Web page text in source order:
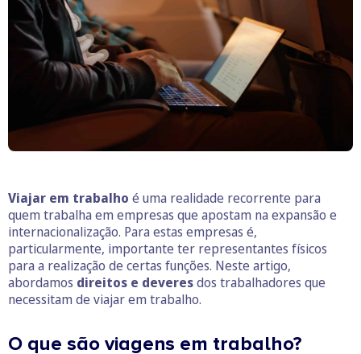
Viajar em trabalho é uma realidade recorrente para
quem trabalha em empresas que apostam na expansão e
internacionalização. Para estas empresas é,
particularmente, importante ter representantes físicos
para a realização de certas funções. Neste artigo,
abordamos direitos e deveresdos trabalhadores que
necessitam de viajar em trabalho.
O que são viagens em trabalho?